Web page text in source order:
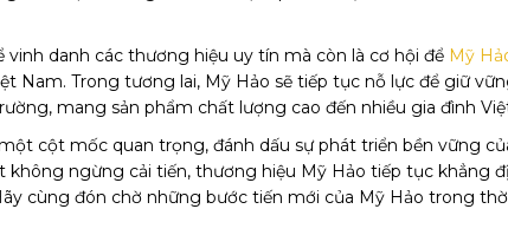
vinh danh các thương hiệu uy tín mà còn là cơ hội để Mỹ
Nam. Trong tương lai, Mỹ Hảo sẽ tiếp tục nỗ lực để giữ
mang sản phẩm chất lượng cao đến nhiều gia đình
cột mốc quan trọng, đánh dấu sự phát triển bền vững
ngừng cải tiến, thương hiệu Mỹ Hảo tiếp tục khẳng
cùng đón chờ những bước tiến mới của Mỹ Hảo trong